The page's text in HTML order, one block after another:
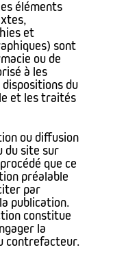
éléments
et
sont
ou de
à les
du
et les traités
ou diffusion
du site sur
que ce
préalable
par
publication.
constitue
la
contrefacteur.